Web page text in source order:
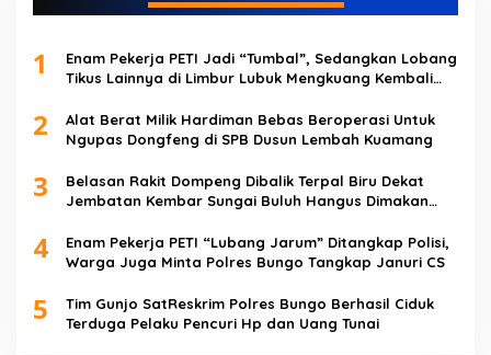
1
Enam Pekerja PETI Jadi “Tumbal”, Sedangkan Lobang
Tikus Lainnya di Limbur Lubuk Mengkuang Kembali
2
Alat Berat Milik Hardiman Bebas Beroperasi Untuk
Ngupas Dongfeng di SPB Dusun Lembah Kuamang
3
Belasan Rakit Dompeng Dibalik Terpal Biru Dekat
Jembatan Kembar Sungai Buluh Hangus Dimakan
4
Enam Pekerja PETI “Lubang Jarum” Ditangkap Polisi,
Warga Juga Minta Polres Bungo Tangkap Januri CS
5
Tim Gunjo SatReskrim Polres Bungo Berhasil Ciduk
Terduga Pelaku Pencuri Hp dan Uang Tunai